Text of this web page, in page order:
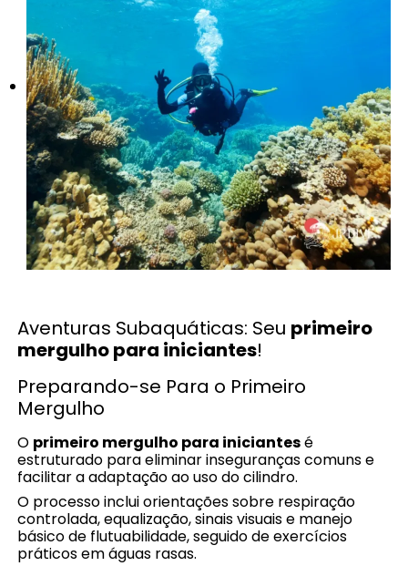
Aventuras Subaquáticas: Seu primeiro
mergulho para iniciantes!
Preparando-se Para o Primeiro
Mergulho
O primeiro mergulho para iniciantesé
estruturado para eliminar inseguranças comuns e
facilitar a adaptação ao uso do cilindro.
O processo inclui orientações sobre respiração
controlada, equalização, sinais visuais e manejo
básico de flutuabilidade, seguido de exercícios
práticos em águas rasas.